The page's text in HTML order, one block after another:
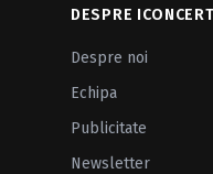
DESPRE
Despre noi
Echipa
Publicitate
Newsletter